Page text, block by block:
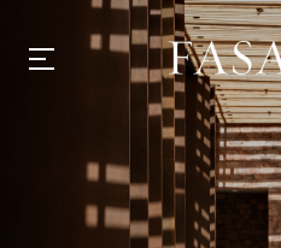
GASTRONOMIA
HOTÉIS
EXPERIÊNCIAS
EVENTOS